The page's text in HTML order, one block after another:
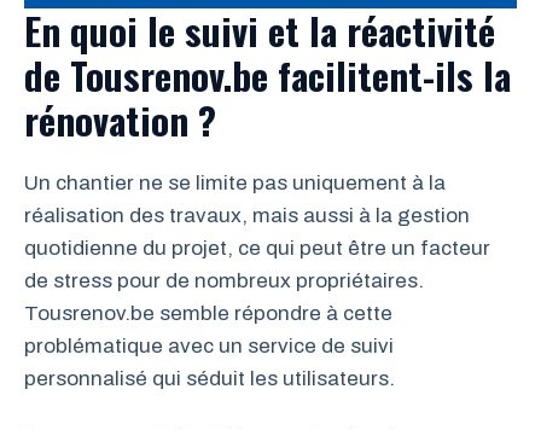
En quoi le suivi et la réactivité
de Tousrenov.be facilitent-ils la
rénovation ?
Un chantier ne se limite pas uniquement à la
réalisation des travaux, mais aussi à la gestion
quotidienne du projet, ce qui peut être un facteur
de stress pour de nombreux propriétaires.
Tousrenov.be semble répondre à cette
problématique avec un service de suivi
personnalisé qui séduit les utilisateurs.